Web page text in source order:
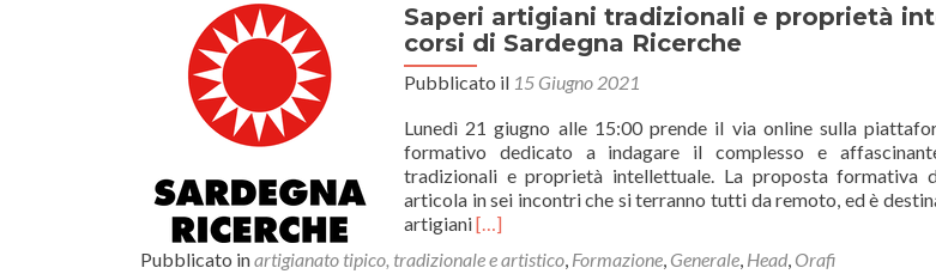
in
fiera”
di
Saperi artigiani tradizionali e proprietà
corsi di Sardegna Ricerche
Pubblicato il 15 Giugno 2021
Lunedì 21 giugno alle 15:00 prende il via online sulla
formativo dedicato a indagare il complesso e
tradizionali e proprietà intellettuale. La proposta formativa
articola in sei incontri che si terranno tutti da remoto, ed è
artigianiLeggi
[…]
Pubblicato inartigianato tipico, tradizionale e artistico, Formazione, Generale, Head, Orafi